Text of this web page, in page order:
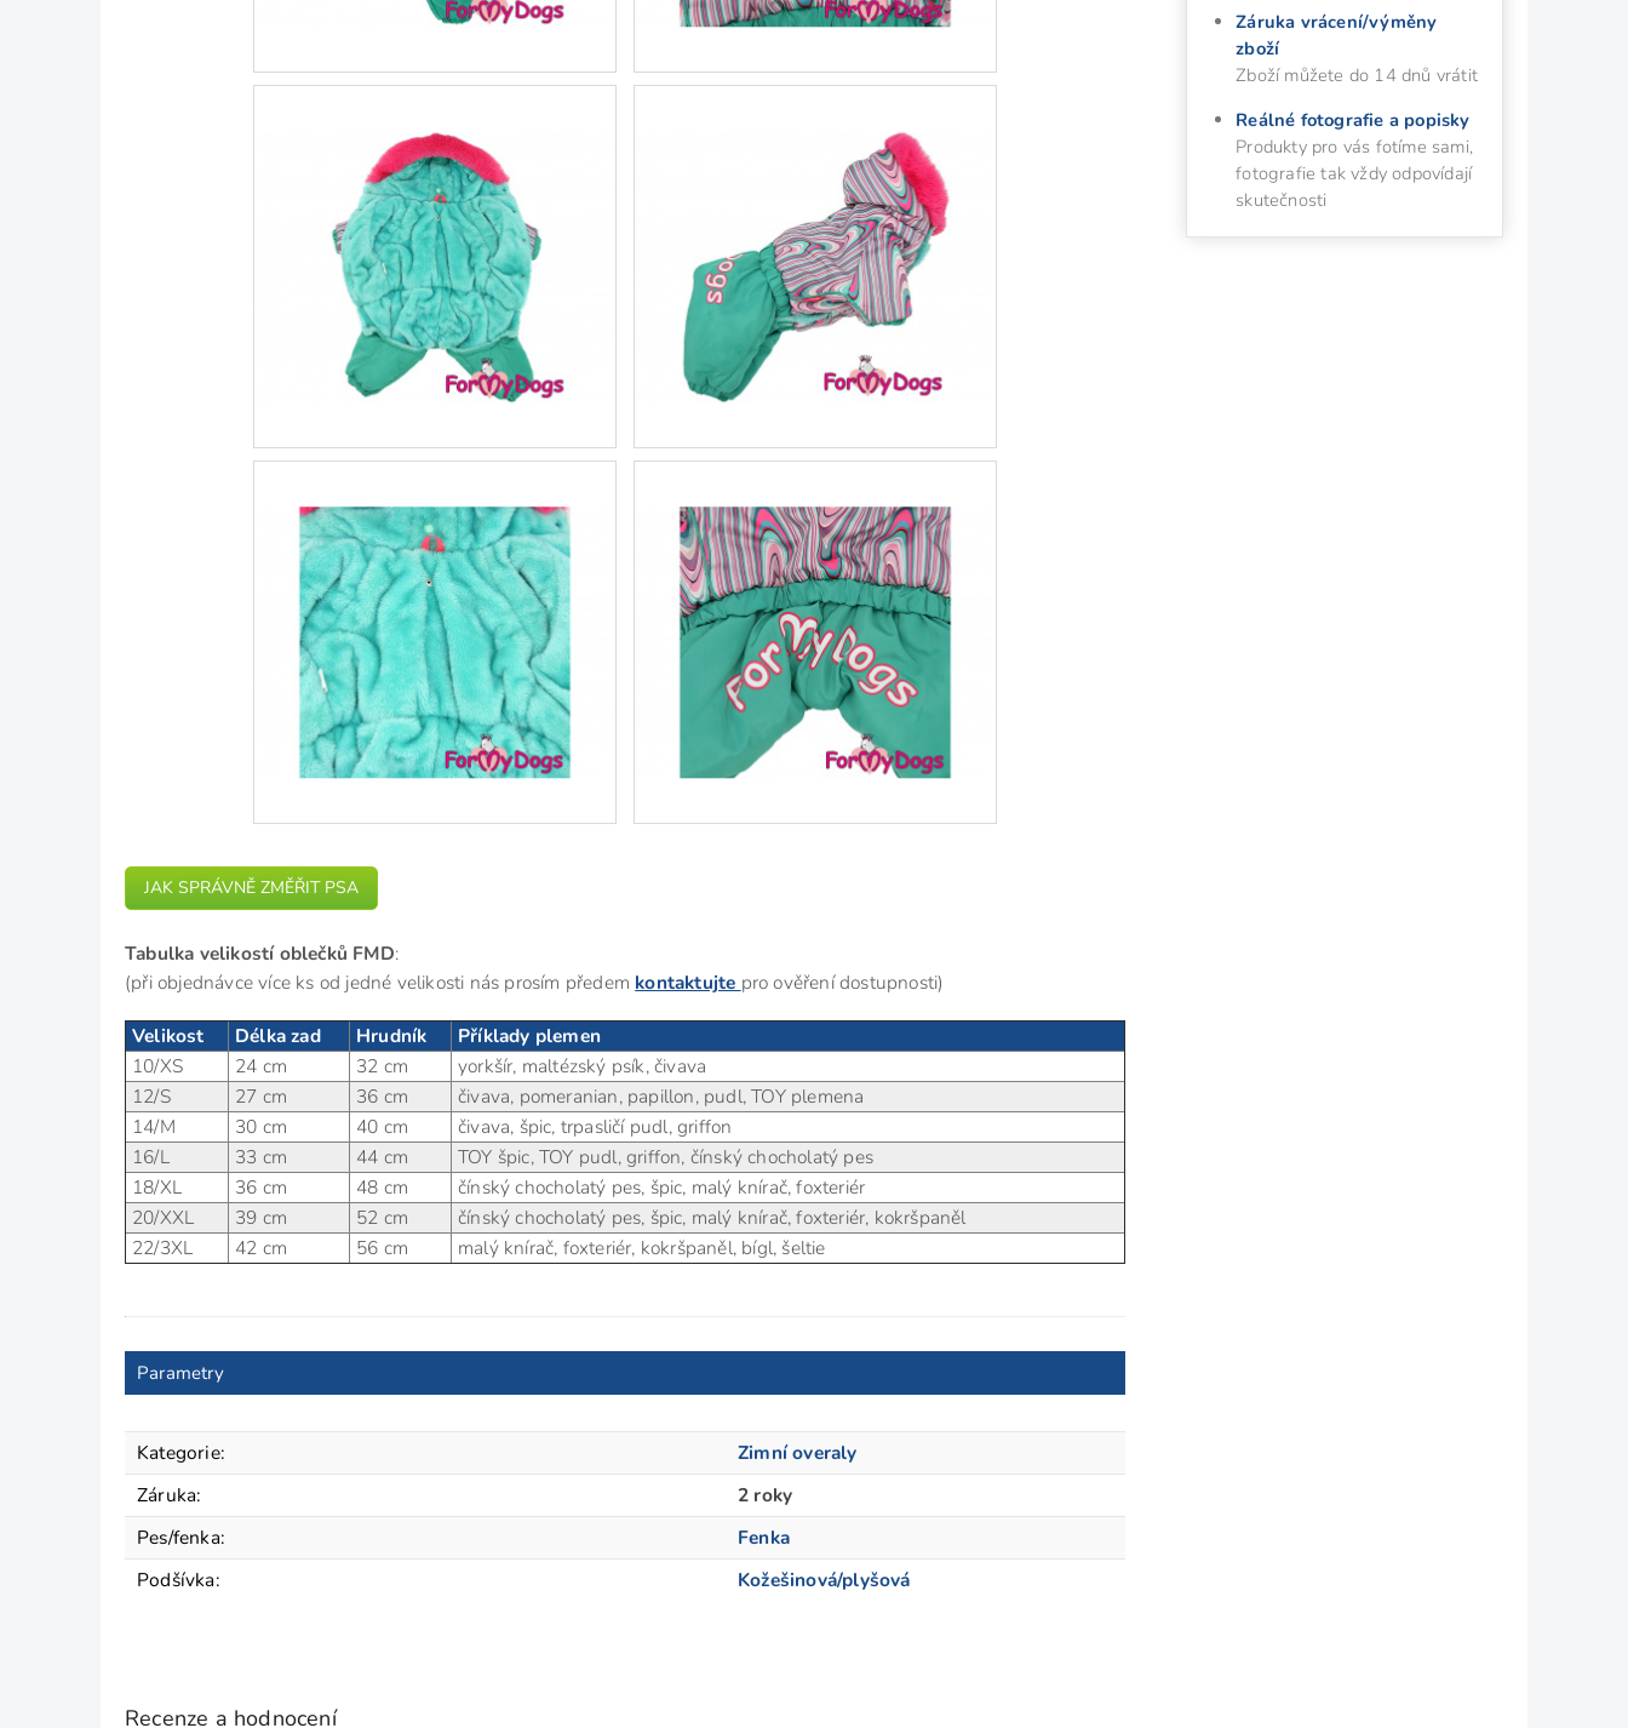
JAK SPRÁVNĚ ZMĚŘIT PSA
Tabulka velikostí oblečků FMD:
(při objednávce více ks od jedné velikosti nás prosím předem kontaktujte pro ověření dostupnosti)
Velikost Délka zad Hrudník
Příklady plemen
10/XS
24 cm 32 cm
yorkšír, maltézský psík, čivava
12/S
27 cm 36 cm
čivava, pomeranian, papillon, pudl, TOY plemena
14/M
30 cm 40 cm
čivava, špic, trpasličí pudl, griffon
16/L
33 cm 44 cm
TOY špic, TOY pudl, griffon, čínský chocholatý pes
18/XL
36 cm 48 cm
čínský chocholatý pes, špic, malý knírač, foxteriér
20/XXL
39 cm 52 cm
čínský chocholatý pes, špic, malý knírač, foxteriér, kokršpaněl
22/3XL
42 cm 56 cm malý knírač, foxteriér, kokršpaněl, bígl, šeltie
Parametry
Kategorie:
Zimní overaly
Záruka:
2 roky
Pes/fenka:
Fenka
Podšívka: Kožešinová/plyšová
Recenze a hodnocení
Záruka vrácení/výměny
zboží
Zboží můžete do 14 dnů vrátit
Reálné fotografie a popisky
Produkty pro vás fotíme sami,
fotografie tak vždy odpovídají
skutečnosti